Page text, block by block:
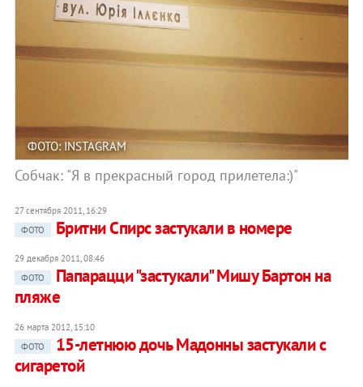
ФОТО: INSTAGRAM
Собчак: "Я в прекрасный город прилетела:)"
27 сентября 2011, 16:29
ФОТО
Бритни Спирс застукали в номере
29 декабря 2011, 08:46
ФОТО
Папарацци "застукали" Мишу Бартон на
пляже
26 марта 2012, 15:10
ФОТО
15-летнюю дочь Мадонны застукали с
сигаретой